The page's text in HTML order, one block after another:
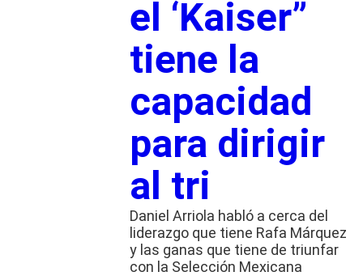
el ‘Kaiser”
tiene la
capacidad
para dirigir
al tri
Daniel Arriola habló a cerca del
liderazgo que tiene Rafa Márquez
y las ganas que tiene de triunfar
con la Selección Mexicana